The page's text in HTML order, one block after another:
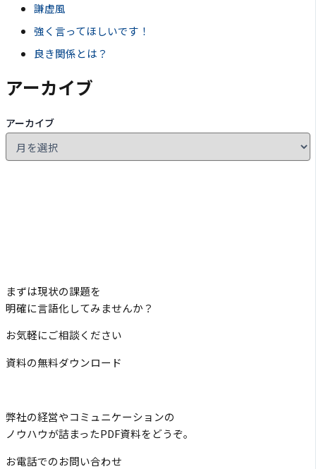
謙虚風
強く言ってほしいです！
良き関係とは？
アーカイブ
アーカイブ
まずは現状の課題を
明確に言語化してみませんか？
お気軽にご相談ください
資料の無料ダウンロード
弊社の経営やコミュニケーションの
ノウハウが詰まったPDF資料をどうぞ。
お電話でのお問い合わせ